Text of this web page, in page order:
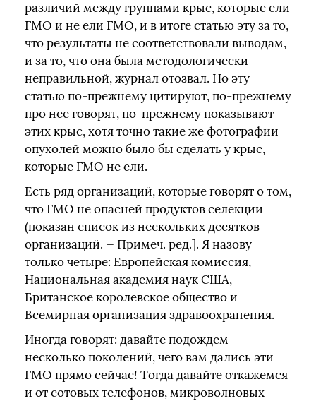
различий между группами крыс, которые ели
ГМО и не ели ГМО, и в итоге статью эту за то,
что результаты не соответствовали выводам,
и за то, что она была методологически
неправильной, журнал отозвал. Но эту
статью по-прежнему цитируют, по-прежнему
про нее говорят, по-прежнему показывают
этих крыс, хотя точно такие же фотографии
опухолей можно было бы сделать у крыс,
которые ГМО не ели.
Есть ряд организаций, которые говорят о том,
что ГМО не опасней продуктов селекции
(показан список из нескольких десятков
организаций. — Примеч. ред.]. Я назову
только четыре: Европейская комиссия,
Национальная академия наук США,
Британское королевское общество и
Всемирная организация здравоохранения.
Иногда говорят: давайте подождем
несколько поколений, чего вам дались эти
ГМО прямо сейчас! Тогда давайте откажемся
и от сотовых телефонов, микроволновых